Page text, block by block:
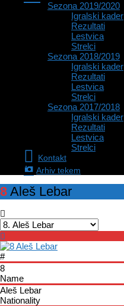
Sezona 2019/2020
Igralski kader
Rezultati
Lestvica
Strelci
Sezona 2018/2019
Igralski kader
Rezultati
Lestvica
Strelci
Sezona 2017/2018
Igralski kader
Rezultati
Lestvica
Strelci
Kontakt
Arhiv tekem
8 Aleš Lebar
#
8
Name
Aleš Lebar
Nationality